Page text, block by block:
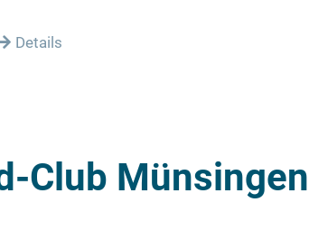
Details
Club Münsingen